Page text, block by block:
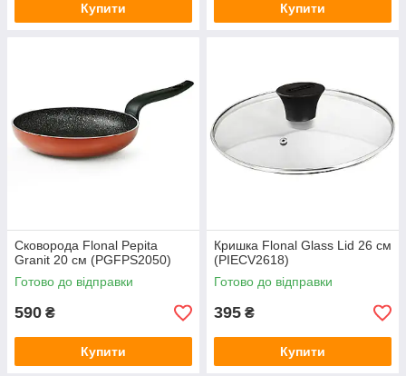
Купити Купити
Сковорода Flonal Pepita
Granit 20 см (PGFPS2050)
Готово до відправки
590 ₴
Купити
Кришка Flonal Glass Lid 26 см
(PIECV2618)
Готово до відправки
395 ₴
Купити